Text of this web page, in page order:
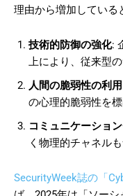
理由から増加している
技術的防御の強化:
上により、従来型
人間の脆弱性の利用
の心理的脆弱性を
コミュニケーショ
く物理的チャネル
SecurityWeek誌の「